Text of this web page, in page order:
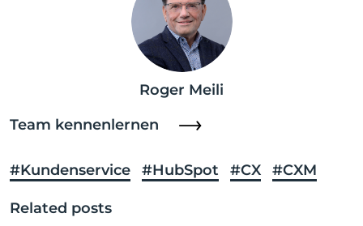
Roger Meili
Team kennenlernen
#Kundenservice #HubSpot #CX #CXM
Related posts